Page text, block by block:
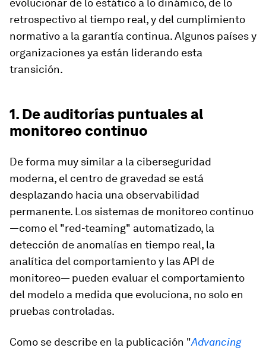
evolucionar de lo estático a lo dinámico, de lo
retrospectivo al tiempo real, y del cumplimiento
normativo a la garantía continua. Algunos países y
organizaciones ya están liderando esta
transición.
1. De auditorías puntuales al
monitoreo continuo
De forma muy similar a la ciberseguridad
moderna, el centro de gravedad se está
desplazando hacia una observabilidad
permanente. Los sistemas de monitoreo continuo
—como el "red-teaming" automatizado, la
detección de anomalías en tiempo real, la
analítica del comportamiento y las API de
monitoreo— pueden evaluar el comportamiento
del modelo a medida que evoluciona, no solo en
pruebas controladas.
Como se describe en la publicación "Advancing